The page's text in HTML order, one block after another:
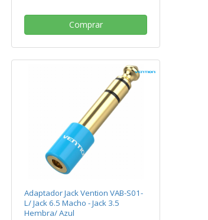
Comprar
Adaptador Jack Vention VAB-S01-
L/ Jack 6.5 Macho - Jack 3.5
Hembra/ Azul